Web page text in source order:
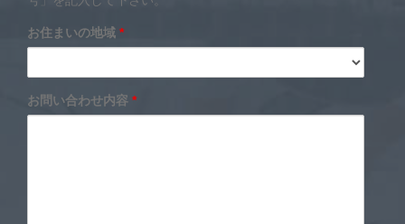
お住まいの地域 *
お問い合わせ内容 *